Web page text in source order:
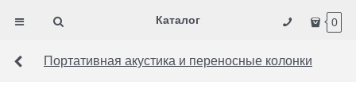
Каталог 0
Портативная акустика и переносные колонки